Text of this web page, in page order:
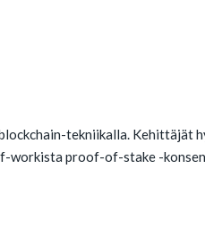
tekniikalla. Kehittäjät
proof-of-stake -